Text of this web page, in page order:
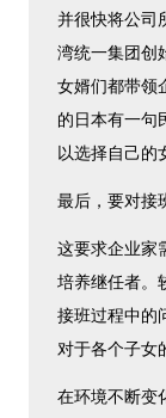
并很快将公司
湾统一集团创
女婿们都带领
的日本有一句
以选择自己的
最后，要对接
这要求企业家
培养继任者。
接班过程中的
对于各个子女
在环境不断变